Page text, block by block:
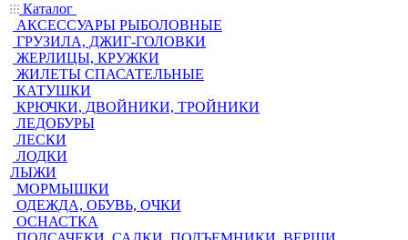
Каталог
АКСЕССУАРЫ РЫБОЛОВНЫЕ
ГРУЗИЛА, ДЖИГ-ГОЛОВКИ
ЖЕРЛИЦЫ, КРУЖКИ
ЖИЛЕТЫ СПАСАТЕЛЬНЫЕ
КАТУШКИ
КРЮЧКИ, ДВОЙНИКИ, ТРОЙНИКИ
ЛЕДОБУРЫ
ЛЕСКИ
ЛОДКИ
ЛЫЖИ
МОРМЫШКИ
ОДЕЖДА, ОБУВЬ, ОЧКИ
ОСНАСТКА